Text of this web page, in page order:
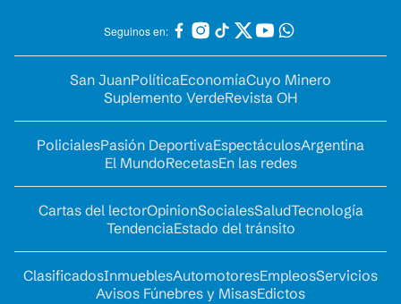
Seguinos en:
San JuanPolíticaEconomíaCuyo Minero
Suplemento VerdeRevista OH
PolicialesPasión DeportivaEspectáculosArgentina
El MundoRecetasEn las redes
Cartas del lectorOpinionSocialesSaludTecnología
TendenciaEstado del tránsito
ClasificadosInmueblesAutomotoresEmpleosServicios
Avisos Fúnebres y MisasEdictos